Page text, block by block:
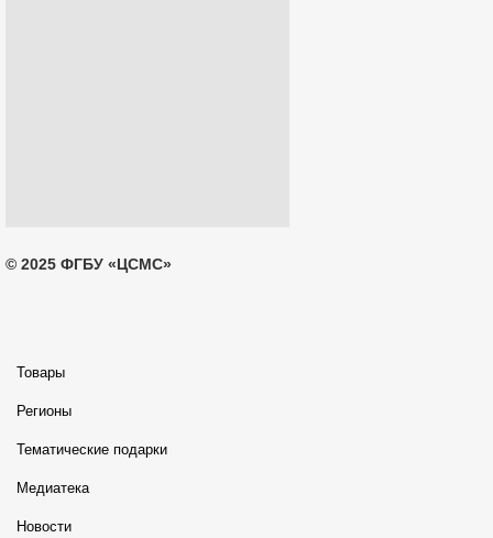
© 2025 ФГБУ «ЦСМС»
Товары
Регионы
Тематические подарки
Медиатека
Новости